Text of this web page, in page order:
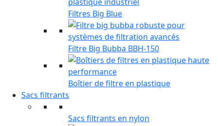
Filtres Big Blue
Filtre Big Bubba BBH-150
Boîtier de filtre en plastique
Sacs filtrants
Sacs filtrants en nylon